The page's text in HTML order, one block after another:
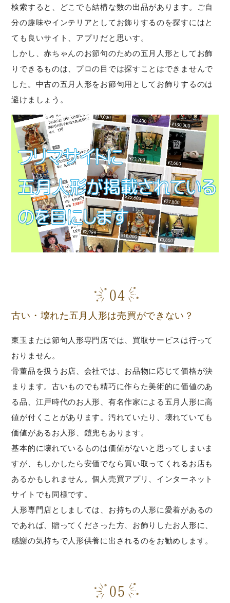
検索すると、どこでも結構な数の出品があります。ご自
分の趣味やインテリアとしてお飾りするのを探すにはと
ても良いサイト、アプリだと思いす。
しかし、赤ちゃんのお節句のための五月人形としてお飾
りできるものは、プロの目では探すことはできませんで
した。中古の五月人形をお節句用としてお飾りするのは
避けましょう。
古い・壊れた五月人形は売買ができない？
東玉または節句人形専門店では、買取サービスは行って
おりません。
骨董品を扱うお店、会社では、お品物に応じて価格が決
まります。古いものでも精巧に作らた美術的に価値のあ
る品、江戸時代のお人形、有名作家による五月人形に高
値が付くことがあります。汚れていたり、壊れていても
価値があるお人形、鎧兜もあります。
基本的に壊れているものは価値がないと思ってしまいま
すが、もしかしたら安価でなら買い取ってくれるお店も
あるかもしれません。個人売買アプリ、インターネット
サイトでも同様です。
人形専門店としましては、お持ちの人形に愛着があるの
であれば、贈ってくださった方、お飾りしたお人形に、
感謝の気持ちで人形供養に出されるのをお勧めします。